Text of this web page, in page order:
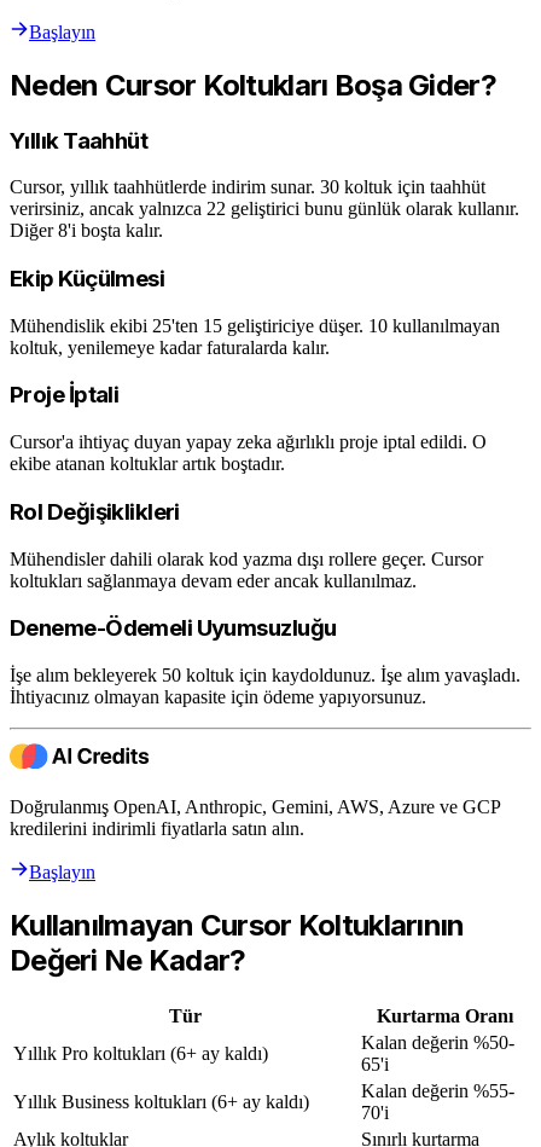
Başlayın
Neden Cursor Koltukları Boşa Gider?
Yıllık Taahhüt
Cursor, yıllık taahhütlerde indirim sunar. 30 koltuk için taahhüt
verirsiniz, ancak yalnızca 22 geliştirici bunu günlük olarak kullanır.
Diğer 8'i boşta kalır.
Ekip Küçülmesi
Mühendislik ekibi 25'ten 15 geliştiriciye düşer. 10 kullanılmayan
koltuk, yenilemeye kadar faturalarda kalır.
Proje İptali
Cursor'a ihtiyaç duyan yapay zeka ağırlıklı proje iptal edildi. O
ekibe atanan koltuklar artık boştadır.
Rol Değişiklikleri
Mühendisler dahili olarak kod yazma dışı rollere geçer. Cursor
koltukları sağlanmaya devam eder ancak kullanılmaz.
Deneme-Ödemeli Uyumsuzluğu
İşe alım bekleyerek 50 koltuk için kaydoldunuz. İşe alım yavaşladı.
İhtiyacınız olmayan kapasite için ödeme yapıyorsunuz.
Doğrulanmış OpenAI, Anthropic, Gemini, AWS, Azure ve GCP
kredilerini indirimli fiyatlarla satın alın.
Başlayın
Kullanılmayan Cursor Koltuklarının
Değeri Ne Kadar?
Tür
Kurtarma Oranı
Yıllık Pro koltukları (6+ ay kaldı)
Kalan değerin %50-
65'i
Yıllık Business koltukları (6+ ay kaldı)
Kalan değerin %55-
70'i
Aylık koltuklar
Sınırlı kurtarma